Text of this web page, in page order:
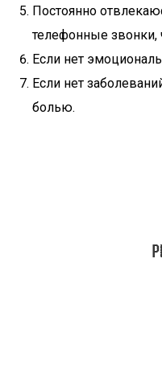
Постоянно
телефонные звонки,
Если нет
Если нет
болью.